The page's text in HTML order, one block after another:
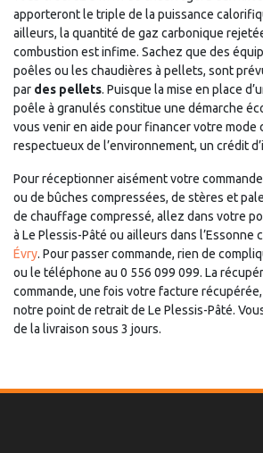
apporteront le triple de la puissance
ailleurs, la quantité de gaz carbonique
combustion est infime. Sachez que des
poêles ou les chaudières à pellets, sont
par des pellets. Puisque la mise en place
poêle à granulés constitue une démarche
vous venir en aide pour financer votre mode
respectueux de l’environnement, un crédit
Pour réceptionner aisément votre
ou de bûches compressées, de stères et
de chauffage compressé, allez dans votre
à Le Plessis-Pâté ou ailleurs dans l’Essonne
Évry. Pour passer commande, rien de
ou le téléphone au 0 556 099 099. La
commande, une fois votre facture
notre point de retrait de Le Plessis-Pâté.
de la livraison sous 3 jours.